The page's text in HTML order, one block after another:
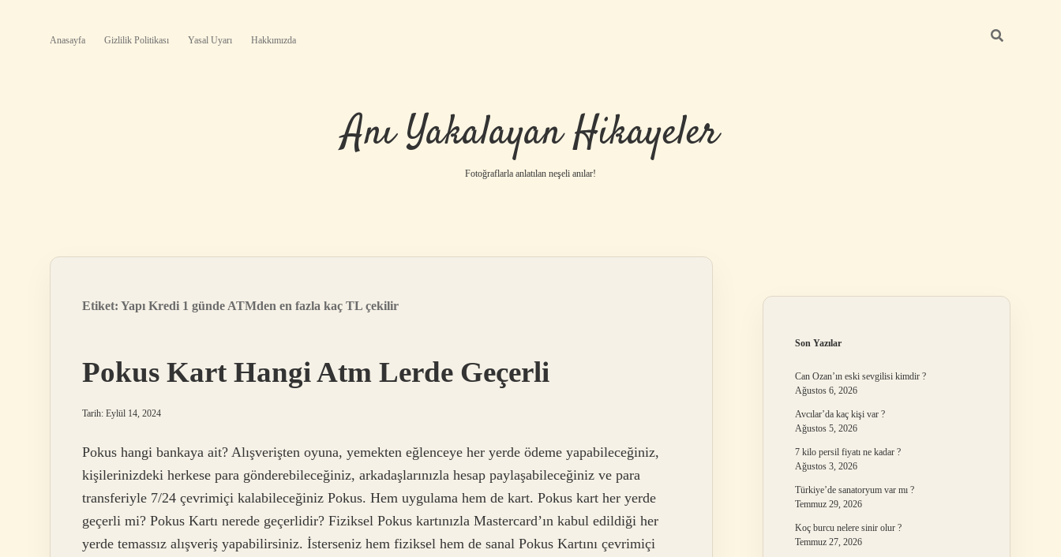
Anasayfa Gizlilik Politikası Yasal Uyarı Hakkımızda
Anı Yakalayan Hikayeler
Fotoğraflarla anlatılan neşeli anılar!
Etiket: Yapı Kredi 1 günde ATMden en fazla kaç TL çekilir
Pokus Kart Hangi Atm Lerde Geçerli
Tarih: Eylül 14, 2024
Pokus hangi bankaya ait? Alışverişten oyuna, yemekten eğlenceye her yerde ödeme yapabileceğiniz,
kişilerinizdeki herkese para gönderebileceğiniz, arkadaşlarınızla hesap paylaşabileceğiniz ve para
transferiyle 7/24 çevrimiçi kalabileceğiniz Pokus. Hem uygulama hem de kart. Pokus kart her yerde
geçerli mi? Pokus Kartı nerede geçerlidir? Fiziksel Pokus kartınızla Mastercard’ın kabul edildiği her
yerde temassız alışveriş yapabilirsiniz. İsterseniz hem fiziksel hem de sanal Pokus Kartını çevrimiçi
Son Yazılar
Can Ozan’ın eski sevgilisi kimdir ?
Ağustos 6, 2026
Avcılar’da kaç kişi var ?
Ağustos 5, 2026
7 kilo persil fiyatı ne kadar ?
Ağustos 3, 2026
Türkiye’de sanatoryum var mı ?
Temmuz 29, 2026
Koç burcu nelere sinir olur ?
Temmuz 27, 2026